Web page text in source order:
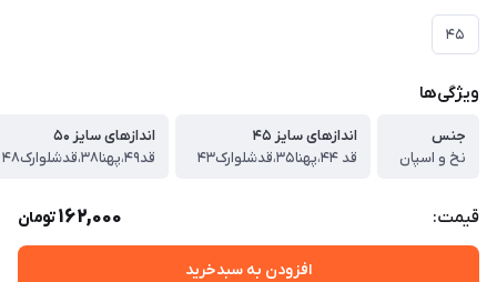
۴۵
ویژگی‌ها
جنس
نخ و اسپان
اندازهای سایز ۴۵
قد ۴۴،پهنا۳۵،قدشلوارک۴۳
اندازهای سایز ۵۰
قد۴۹،پهنا۳۸،قدشلوارک۴۸
قیمت: 162,000تومان
افزودن به سبدخرید